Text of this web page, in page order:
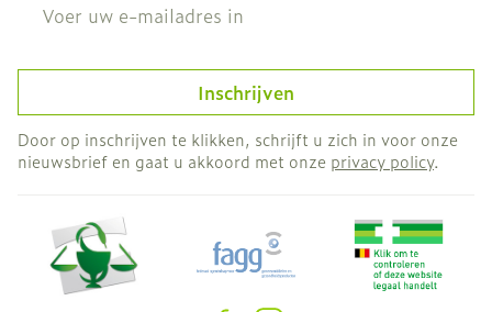
Inschrijven
Door op inschrijven te klikken, schrijft u zich in voor onze
nieuwsbrief en gaat u akkoord met onze privacy policy.